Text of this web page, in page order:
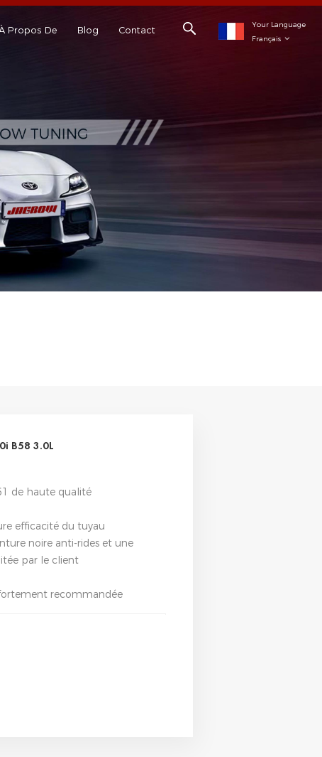
Your Language
Français
Propos De Blog Contact
B58 3.0L
de haute qualité
efficacité du tuyau
noire anti-rides et une
par le client
recommandée